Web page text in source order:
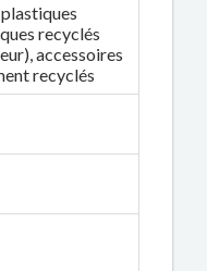
recyclés
accessoires
recyclés